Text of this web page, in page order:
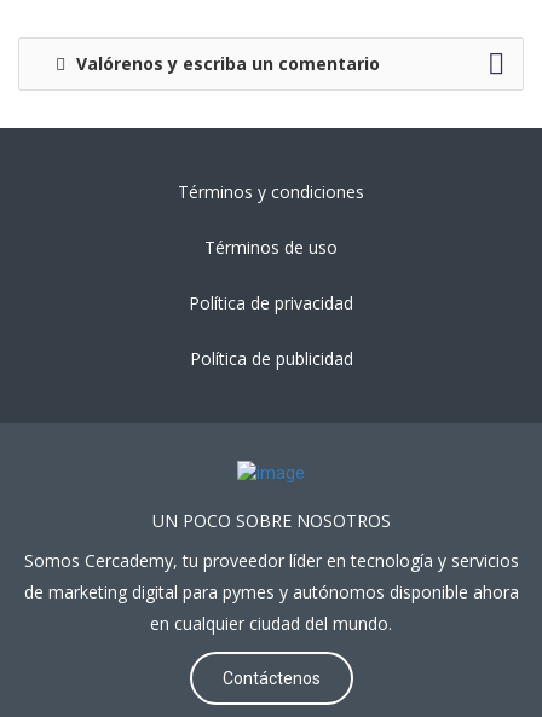
Valórenos y escriba un comentario
Términos y condiciones
Términos de uso
Política de privacidad
Política de publicidad
UN POCO SOBRE NOSOTROS
Somos Cercademy, tu proveedor líder en tecnología y servicios
de marketing digital para pymes y autónomos disponible ahora
en cualquier ciudad del mundo.
Contáctenos